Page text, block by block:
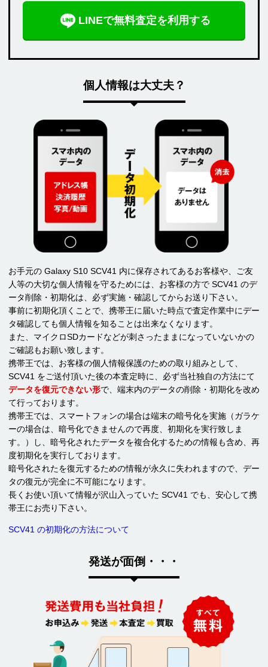
LINEで無料査定を利用する
個人情報は大丈夫？
お手元の Galaxy S10 SCV41 内に保存されてあるお客様や、ご友
人等の大切な個人情報を守るためには、お客様の方で SCV41 のデ
ータ削除・初期化は、必ず実施・確認してからお送り下さい。
事前に初期化頂くことで、携帯王に届いた時点で査定作業中にデー
タ確認しても個人情報を知ることは出来なくなります。
また、マイクロSDカードなどが刺さったままになっていないかの
ご確認もお願い致します。
携帯王では、お客様の個人情報保護のための取り組みとして、
SCV41 をご送付頂いた後の本査定時に、必ず当社独自の方法にて
データを復元できない形で、端末内のデータの削除・初期化を改め
て行っております。
携帯王では、スマートフォンの場合は端末の暗号化を実施（ガラケ
ーの場合は、暗号化できませんので再度、初期化を実行致しま
す。）し、暗号化されたデータを複合化するための情報も含め、再
度初期化を実行しております。
暗号化されたを復元するための情報が永久に失われますので、デー
タの復元が完全に不可能になります。
長くお使い頂いて情報が沢山入っていた SCV41 でも、安心して携
帯王にお売り下さい。
SCV41 の初期化の方法について
発送が面倒・・・